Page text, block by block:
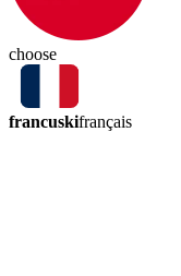
choose
francuskifrançais